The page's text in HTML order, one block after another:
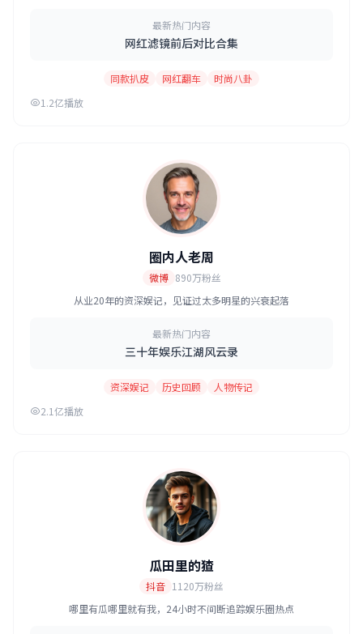
最新热门内容
网红滤镜前后对比合集
同款扒皮 网红翻车
时尚八卦
1.2亿播放
圈内人老周
微博 890万粉丝
从业20年的资深娱记，见证过太多明星的兴衰起落
最新热门内容
三十年娱乐江湖风云录
资深娱记 历史回顾
人物传记
2.1亿播放
瓜田里的猹
抖音 1120万粉丝
哪里有瓜哪里就有我，24小时不间断追踪娱乐圈热点